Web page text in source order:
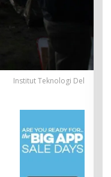
Institut Teknologi Del